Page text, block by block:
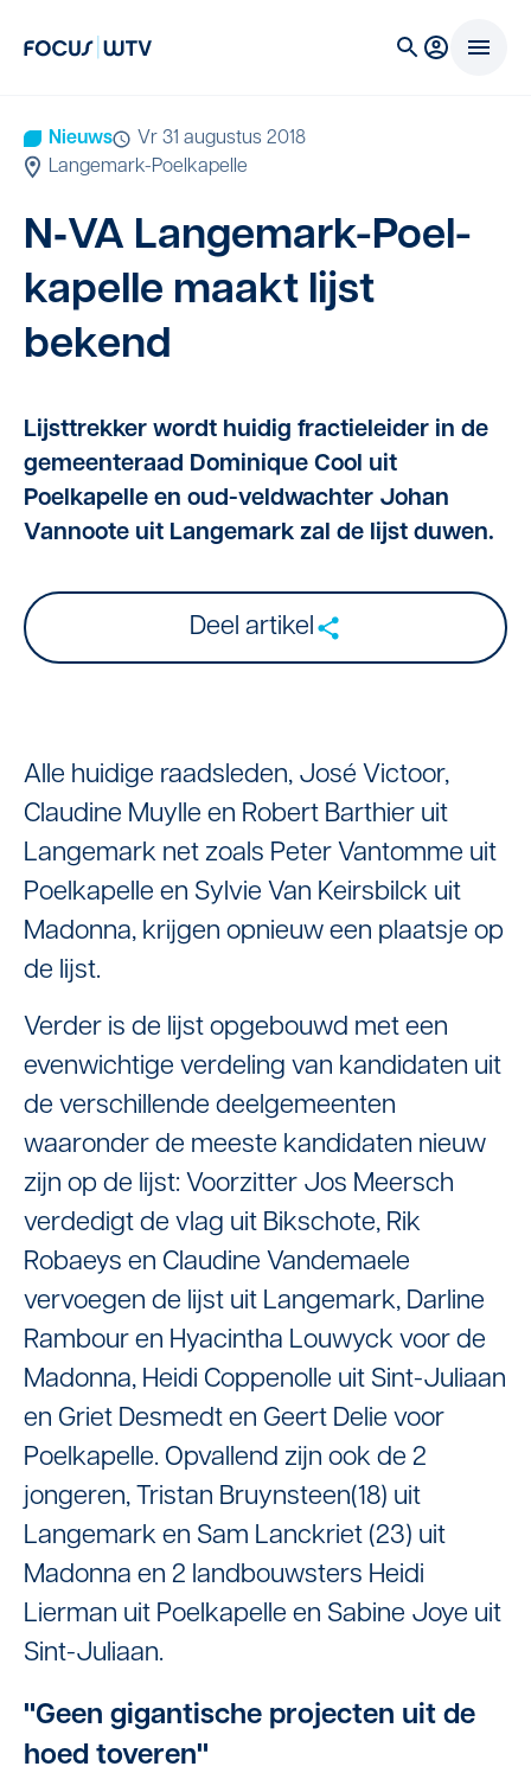
Nieuws
vr 31 augustus 2018
Langemark-Poelkapelle
N‑VA Lan­ge­mark-Poel­
ka­pel­le maakt lijst
bekend
Lijsttrekker wordt huidig fractieleider in de
gemeenteraad Dominique Cool uit
Poelkapelle en oud-veldwachter Johan
Vannoote uit Langemark zal de lijst duwen.
Deel artikel
Alle huidige raadsleden, José Victoor,
Claudine Muylle en Robert Barthier uit
Langemark net zoals Peter Vantomme uit
Poelkapelle en Sylvie Van Keirsbilck uit
Madonna, krijgen opnieuw een plaatsje op
de lijst.
Verder is de lijst opgebouwd met een
evenwichtige verdeling van kandidaten uit
de verschillende deelgemeenten
waaronder de meeste kandidaten nieuw
zijn op de lijst: Voorzitter Jos Meersch
verdedigt de vlag uit Bikschote, Rik
Robaeys en Claudine Vandemaele
vervoegen de lijst uit Langemark, Darline
Rambour en Hyacintha Louwyck voor de
Madonna, Heidi Coppenolle uit Sint-Juliaan
en Griet Desmedt en Geert Delie voor
Poelkapelle. Opvallend zijn ook de 2
jongeren, Tristan Bruynsteen(18) uit
Langemark en Sam Lanckriet (23) uit
Madonna en 2 landbouwsters Heidi
Lierman uit Poelkapelle en Sabine Joye uit
Sint-Juliaan.
"Geen gigantische projecten uit de
hoed toveren"